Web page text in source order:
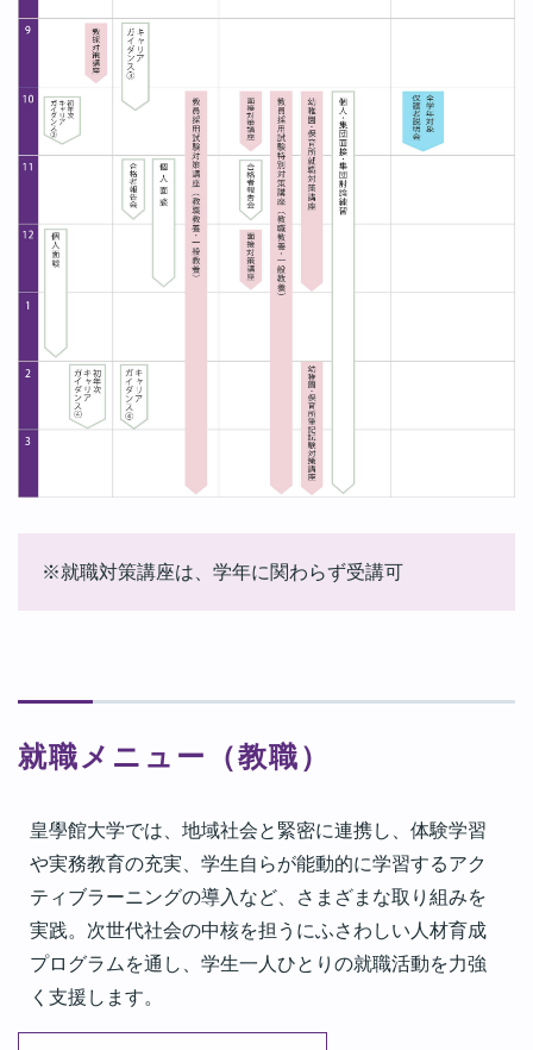
就職対策講座は、学年に関わらず受講可
就職メニュー（教職）
皇學館大学では、地域社会と緊密に連携し、体験学習
や実務教育の充実、学生自らが能動的に学習するアク
ティブラーニングの導入など、さまざまな取り組みを
実践。次世代社会の中核を担うにふさわしい人材育成
プログラムを通し、学生一人ひとりの就職活動を力強
く支援します。